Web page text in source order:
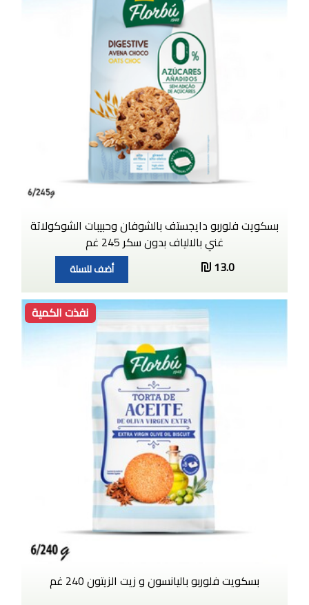
بسكويت فلوربو دايجستف بالشوفان وحبيبات الشوكولاتة
غني بالالياف بدون سكر 245 غم
13.0
أضف للسلة
نفذت الكمية
بسكويت فلوربو باليانسون و زيت الزيتون 240 غم